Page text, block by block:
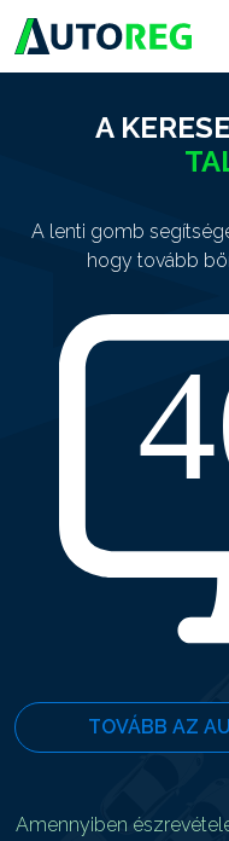
A
A lenti gomb
hogy tovább
TOVÁBB AZ
Amennyiben